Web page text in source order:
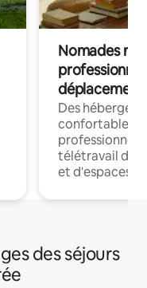
Nomades
déplacement
Des
confortables
professionnels
télétravail
et d'espaces
des séjours